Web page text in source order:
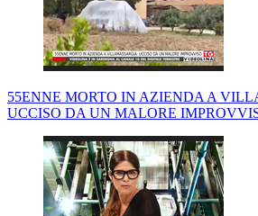
55ENNE MORTO IN AZIENDA A
UCCISO DA UN MALORE